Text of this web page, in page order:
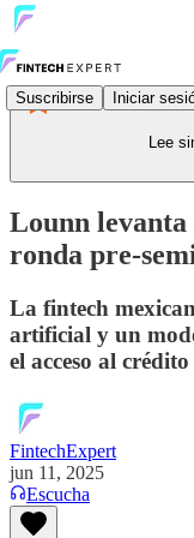
Suscribirse Iniciar
Lee
Lounn levanta
ronda pre-
La fintech
artificial y un
el acceso al
FintechExpert
jun 11, 2025
Escucha